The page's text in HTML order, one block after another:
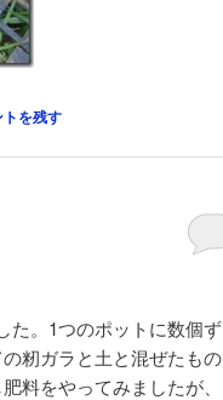
トを残す
た。1つのポットに数個ず
籾ガラと土と混ぜたもの
料をやってみましたが、